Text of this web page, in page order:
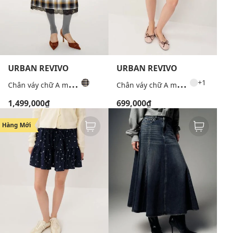
URBAN REVIVO
C
hân váy chữ A midi kẻ caro viền ren
1,499,000₫
URBAN REVIVO
C
hân váy chữ A mini hoa nhí lưng thun +1
699,000₫
Hàng Mới